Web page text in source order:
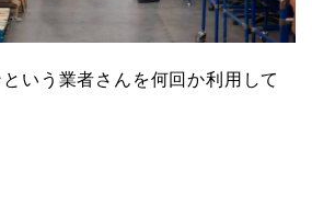
いう業者さんを何回か利用して